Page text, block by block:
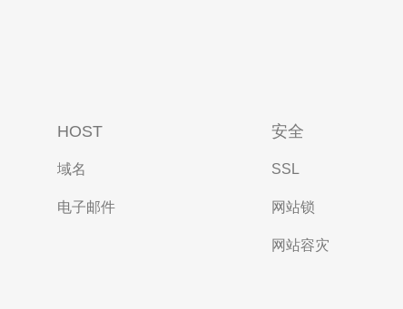
HOST
域名
电子邮件
安全
SSL
网站锁
网站容灾